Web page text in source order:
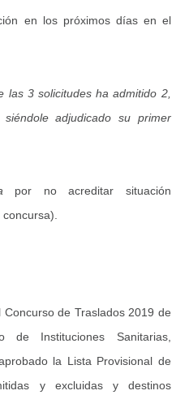
en los próximos días en el
las 3 solicitudes ha admitido 2,
adjudicado su primer
por no acreditar situación
de Traslados 2019 de
de Instituciones Sanitarias,
la Lista Provisional de
y excluidas y destinos